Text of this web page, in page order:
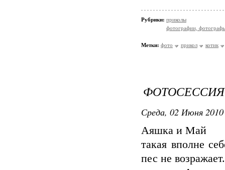
Рубрики: приколы
фотографии,
Метки: фото прикол котик
Среда, 02 Июня
Аяшка и Май
такая вполне
пес не